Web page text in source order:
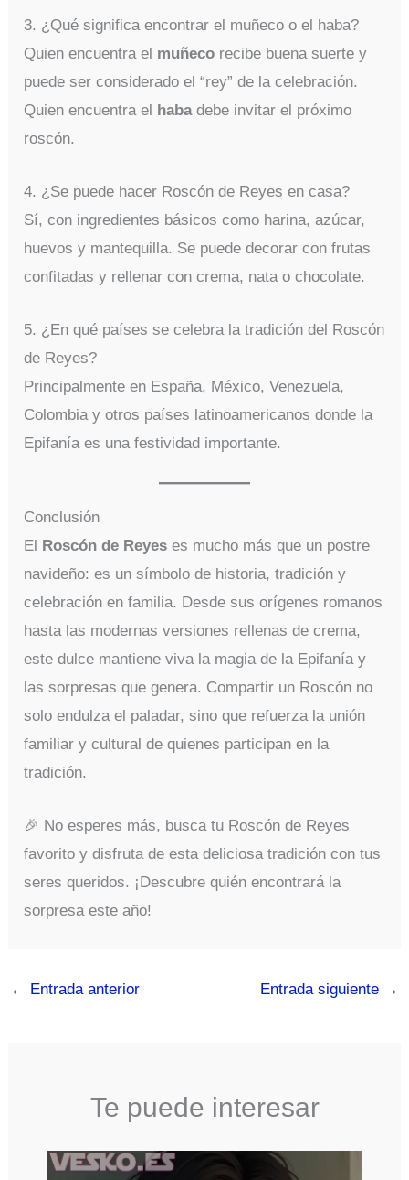
3. ¿Qué significa encontrar el muñeco o el haba?
Quien encuentra el muñeco recibe buena suerte y
puede ser considerado el “rey” de la celebración.
Quien encuentra el habadebe invitar el próximo
roscón.
4. ¿Se puede hacer Roscón de Reyes en casa?
Sí, con ingredientes básicos como harina, azúcar,
huevos y mantequilla. Se puede decorar con frutas
confitadas y rellenar con crema, nata o chocolate.
5. ¿En qué países se celebra la tradición del Roscón
de Reyes?
Principalmente en España, México, Venezuela,
Colombia y otros países latinoamericanos donde la
Epifanía es una festividad importante.
Conclusión
El
Roscón de Reyes es mucho más que un postre
navideño: es un símbolo de historia, tradición y
celebración en familia. Desde sus orígenes romanos
hasta las modernas versiones rellenas de crema,
este dulce mantiene viva la magia de la Epifanía y
las sorpresas que genera. Compartir un Roscón no
solo endulza el paladar, sino que refuerza la unión
familiar y cultural de quienes participan en la
tradición.
🎉 No esperes más, busca tu Roscón de Reyes
favorito y disfruta de esta deliciosa tradición con tus
seres queridos. ¡Descubre quién encontrará la
sorpresa este año!
← Entrada anterior Entrada siguiente →
Te puede interesar